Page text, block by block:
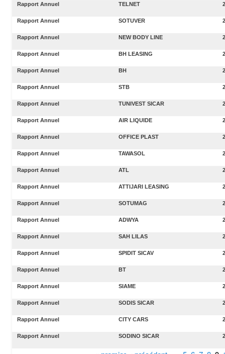
Rapport Annuel TELNET
Rapport Annuel SOTUVER
Rapport Annuel NEW BODY LINE
Rapport Annuel BH LEASING
Rapport Annuel BH
Rapport Annuel STB
Rapport Annuel TUNIVEST SICAR
Rapport Annuel AIR LIQUIDE
Rapport Annuel OFFICE PLAST
Rapport Annuel TAWASOL
Rapport Annuel ATL
Rapport Annuel ATTIJARI LEASING
Rapport Annuel SOTUMAG
Rapport Annuel ADWYA
Rapport Annuel SAH LILAS
Rapport Annuel SPIDIT SICAV
Rapport Annuel BT
Rapport Annuel SIAME
Rapport Annuel SODIS SICAR
Rapport Annuel CITY CARS
Rapport Annuel SODINO SICAR